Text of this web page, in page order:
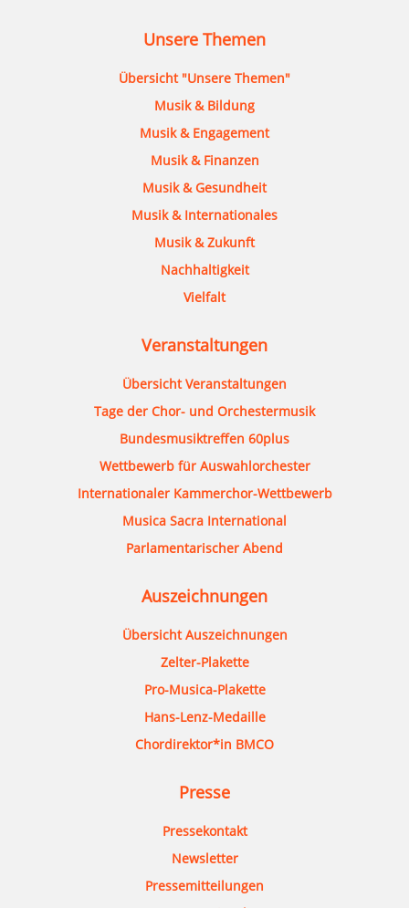
Unsere Themen
Übersicht "Unsere Themen"
Musik & Bildung
Musik & Engagement
Musik & Finanzen
Musik & Gesundheit
Musik & Internationales
Musik & Zukunft
Nachhaltigkeit
Vielfalt
Veranstaltungen
Übersicht Veranstaltungen
Tage der Chor- und Orchestermusik
Bundesmusiktreffen 60plus
Wettbewerb für Auswahlorchester
Internationaler Kammerchor-Wettbewerb
Musica Sacra International
Parlamentarischer Abend
Auszeichnungen
Übersicht Auszeichnungen
Zelter-Plakette
Pro-Musica-Plakette
Hans-Lenz-Medaille
Chordirektor*in BMCO
Presse
Pressekontakt
Newsletter
Pressemitteilungen